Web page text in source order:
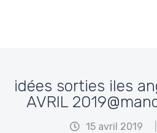
idées sorties iles
AVRIL
15 avril 2019